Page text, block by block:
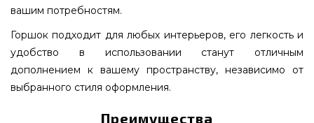
вашим потребностям.
Горшок подходит для любых интерьеров, его легкость и
удобство в использовании станут отличным
дополнением к вашему пространству, независимо от
выбранного стиля оформления.
Преимущества